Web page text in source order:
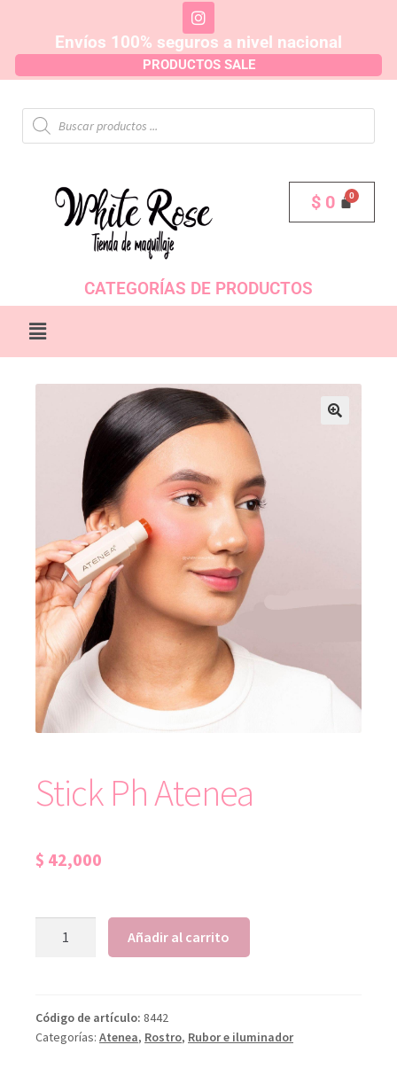
Envíos 100% seguros a nivel nacional
PRODUCTOS SALE
$ 0
CATEGORÍAS DE PRODUCTOS
Stick Ph Atenea
$ 42,000
Añadir al carrito
Código de artículo: 8442
Categorías: Atenea, Rostro, Rubor e iluminador